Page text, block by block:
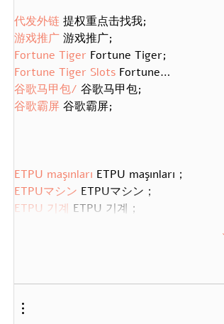
代发外链 提权重点击找我;
游戏推广 游戏推广;
Fortune Tiger Fortune Tiger;
Fortune Tiger Slots Fortune…
谷歌马甲包/ 谷歌马甲包;
谷歌霸屏 谷歌霸屏;
ETPU maşınları ETPU maşınları；
ETPUマシン ETPUマシン；
ETPU 기계 ETPU 기계；